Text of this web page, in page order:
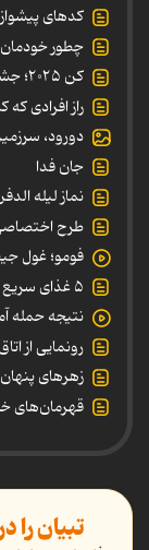
کدهای
چطور خودمان را از نظر
کن ۲۰۲۵؛ جشنواره‌ای علیه خانواده
راز افرادی
دورود،
جان فدا
نماز لیله
طرح
فومو؛ غول
۵ غذای سریع و سالم برای طبیعت‌گردی
نتیجه حمله
رونمایی از
زهرهای
قهرمان‌های
تبیان